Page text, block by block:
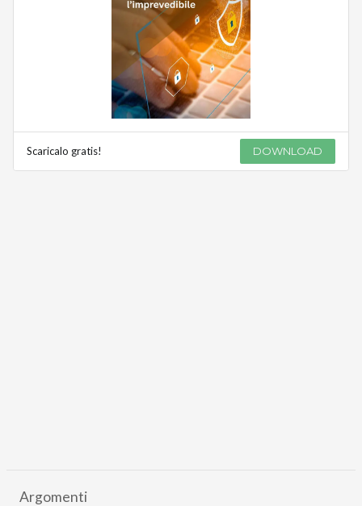
Scaricalo gratis! DOWNLOAD
Argomenti